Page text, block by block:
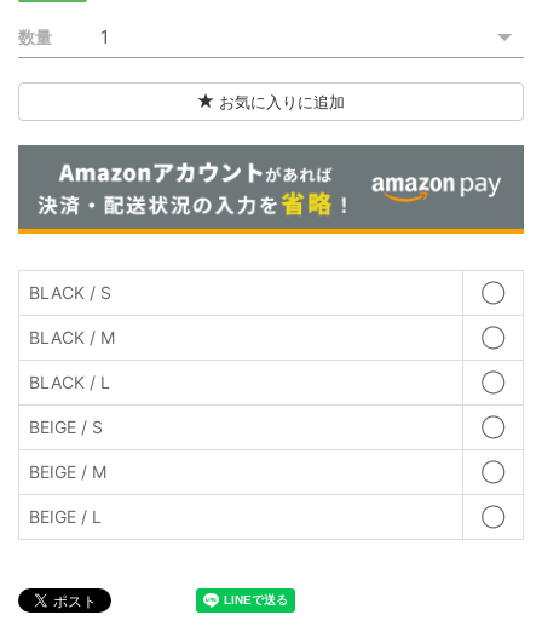
数量
お気に入りに追加
BLACK / S ◯
BLACK / M ◯
BLACK / L ◯
BEIGE / S ◯
BEIGE / M ◯
BEIGE / L ◯